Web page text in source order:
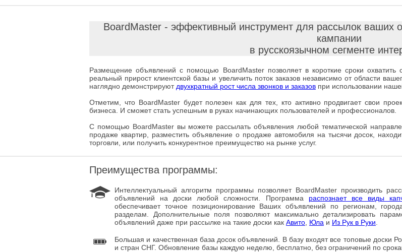
BoardMaster - эффективный инструмент для рассылок ваших
кампании
в русскоязычном сегменте
Размещение объявлений с помощью BoardMaster позволяет в короткие сроки охватить
реальный прирост клиентской базы и увеличить поток заказов независимо от области
наглядно демонстрируют двухкратный рост числа звонков и заказов при использовании
Отметим, что BoardMaster будет полезен как для тех, кто активно продвигает свои
бизнеса. И сможет стать успешным в руках начинающих пользователей и профессионалов.
С помощью BoardMaster вы можете рассылать объявления любой тематической
продаже квартир, разместить объявление о продаже автомобиля на тысячи досок,
торговли, или получить конкурентное преимущество на рынке услуг.
Преимущества программы:
Интеллектуальный алгоритм программы позволяет BoardMaster производить
объявлений на доски любой сложности. Программа распознает все виды
обеспечивает точное позиционирование Ваших объявлений по регионам,
разделам. Дополнительные поля позволяют максимально детализировать
объявлений даже при рассылке на такие доски как Авито Юла и Из Рук в Руки
Большая и качественная база досок объявлений. В базу входят все топовые доски
и стран СНГ. Обновление базы каждую неделю, бесплатно, без ограничений по